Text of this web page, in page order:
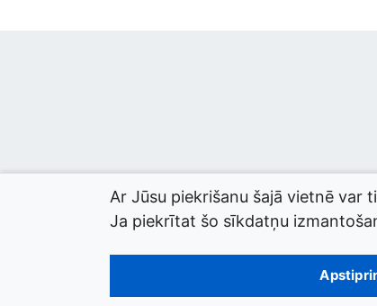
© 2026 termini.gov.lv. Izstrādātājs:
Ar Jūsu piekrišanu šajā vietnē
Ja piekrītat šo sīkdatņu